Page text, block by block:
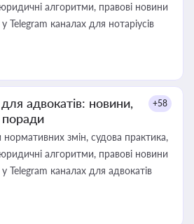
алгоритми, правові новини
каналах для нотаріусів
адвокатів: новини,
поради
+58
змін, судова практика,
алгоритми, правові новини
каналах для адвокатів